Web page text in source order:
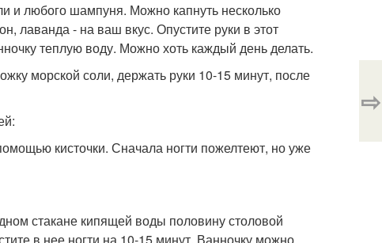
и любого шампуня. Можно капнуть несколько
лаванда - на ваш вкус. Опустите руки в этот
теплую воду. Можно хоть каждый день делать.
морской соли, держать руки 10-15 минут, после
кисточки. Сначала ногти пожелтеют, но уже
стакане кипящей воды половину столовой
⇨